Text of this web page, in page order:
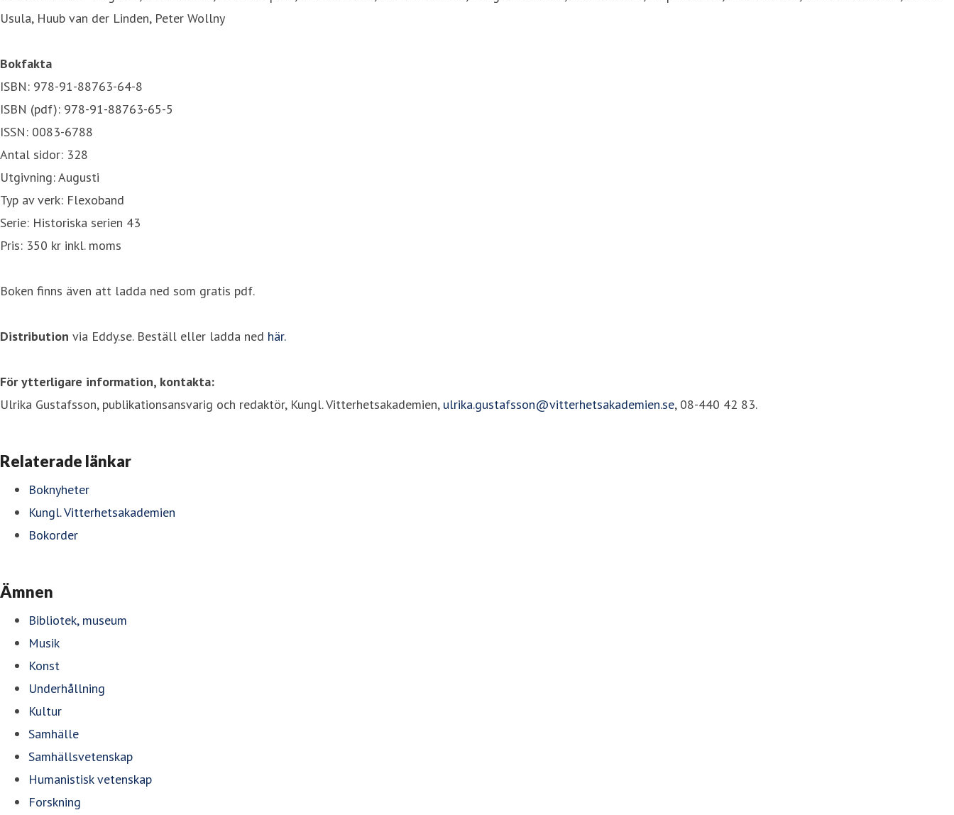
Usula, Huub van der Linden, Peter Wollny
Bokfakta
ISBN: 978-91-88763-64-8
ISBN (pdf): 978-91-88763-65-5
ISSN: 0083-6788
Antal sidor: 328
Utgivning: Augusti
Typ av verk: Flexoband
Serie: Historiska serien 43
Pris: 350 kr inkl. moms
Boken finns även att ladda ned som gratis pdf.
Distribution via Eddy.se. Beställ eller ladda ned här.
För ytterligare information, kontakta:
Ulrika Gustafsson, publikationsansvarig och redaktör, Kungl. Vitterhetsakademien, ulrika.gustafsson@vitterhetsakademien.se, 08-440 42 83.
Relaterade länkar
Boknyheter
Kungl. Vitterhetsakademien
Bokorder
Ämnen
Bibliotek, museum
Musik
Konst
Underhållning
Kultur
Samhälle
Samhällsvetenskap
Humanistisk vetenskap
Forskning